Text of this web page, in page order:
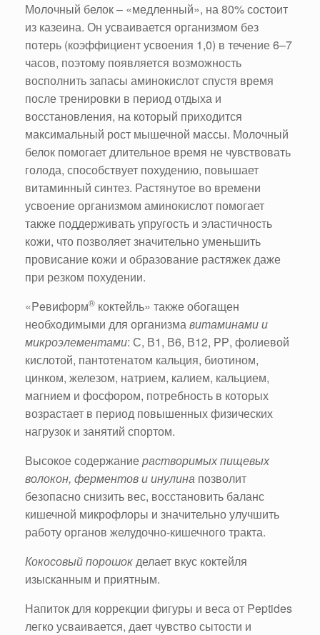
Молочный белок – «медленный», на 80% состоит
из казеина. Он усваивается организмом без
потерь (коэффициент усвоения 1,0) в течение 6–7
часов, поэтому появляется возможность
восполнить запасы аминокислот спустя время
после тренировки в период отдыха и
восстановления, на который приходится
максимальный рост мышечной массы. Молочный
белок помогает длительное время не чувствовать
голода, способствует похудению, повышает
витаминный синтез. Растянутое во времени
усвоение организмом аминокислот помогает
также поддерживать упругость и эластичность
кожи, что позволяет значительно уменьшить
провисание кожи и образование растяжек даже
при резком похудении.
«Peвиформ® коктейль» также обогащен
необходимыми для организмавитаминами и
микроэлементами: С, В1, В6, В12, РР, фолиевой
кислотой, пантотенатом кальция, биотином,
цинком, железом, натрием, калием, кальцием,
магнием и фосфором, потребность в которых
возрастает в период повышенных физических
нагрузок и занятий спортом.
Высокое содержаниерастворимых пищевых
волокон, ферментов и инулина позволит
безопасно снизить вес, восстановить баланс
кишечной микрофлоры и значительно улучшить
работу органов желудочно-кишечного тракта.
Кокосовый порошокделает вкус коктейля
изысканным и приятным.
Напиток для коррекции фигуры и веса от Peptides
легко усваивается, дает чувство сытости и